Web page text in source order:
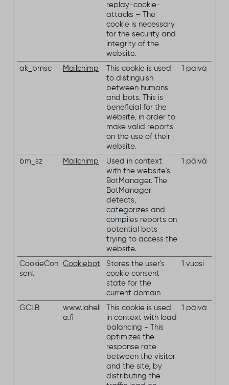
replay-cookie-
attacks – The
cookie is necessary
for the security and
integrity of the
website.
ak_bmsc Mailchimp
This cookie is used
to distinguish
between humans
and bots. This is
beneficial for the
website, in order to
make valid reports
on the use of their
website.
1 päivä
bm_sz Mailchimp
Used in context
with the website's
BotManager. The
BotManager
detects,
categorizes and
compiles reports on
potential bots
trying to access the
website.
1 päivä
CookieCon
sent
Cookiebot
Stores the user's
cookie consent
state for the
current domain
1 vuosi
GCLB
www.lahell
a.fi
This cookie is used
in context with load
balancing - This
optimizes the
response rate
between the visitor
and the site, by
distributing the
1 päivä